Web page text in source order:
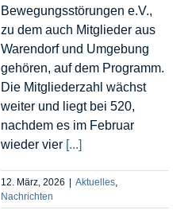
Bewegungsstörungen e.V.,
zu dem auch Mitglieder aus
Warendorf und Umgebung
gehören, auf dem Programm.
Die Mitgliederzahl wächst
weiter und liegt bei 520,
nachdem es im Februar
wieder vier [...]
12. März, 2026 Aktuelles,
Nachrichten